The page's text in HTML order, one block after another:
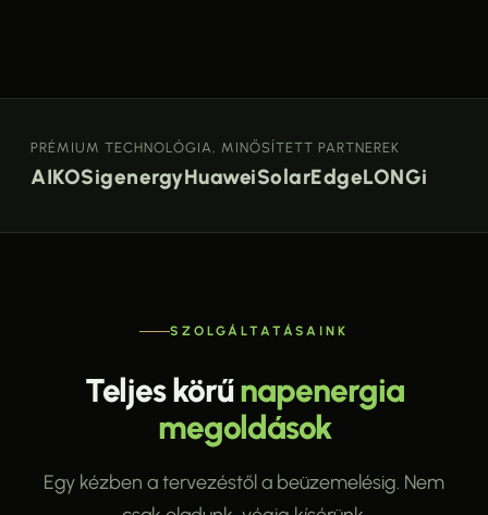
PRÉMIUM TECHNOLÓGIA, MINŐSÍTETT PARTNEREK
AIKOSigenergyHuaweiSolarEdgeLONGi
SZOLGÁLTATÁSAINK
Teljes körűnapenergia
megoldások
Egy kézben a tervezéstől a beüzemelésig. Nem